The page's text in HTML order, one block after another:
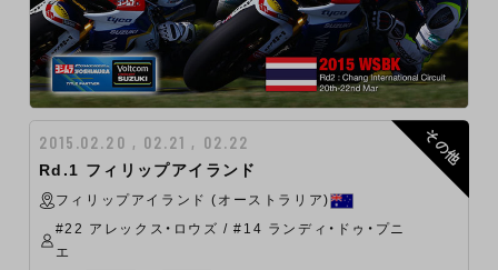
2015.02.20 , 02.21 , 02.22
Rd.1 フィリップアイランド
フィリップアイランド (オーストラリア)
#22 アレックス・ロウズ / #14 ランディ・ドゥ・プニ
エ
その他